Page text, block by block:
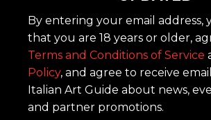
By entering your email address,
that you are 18 years or older,
Terms and Conditions of Service
Policy, and agree to receive
Italian Art Guide about news,
and partner promotions.